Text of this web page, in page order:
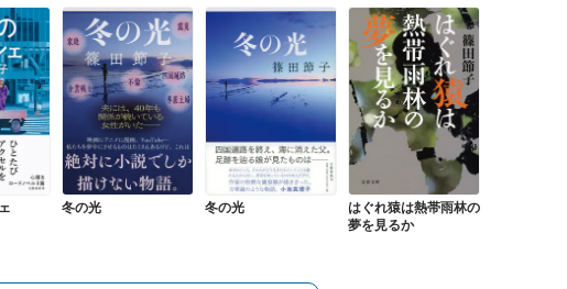
冬の光 冬の光
はぐれ猿は熱帯雨林の
夢を見るか